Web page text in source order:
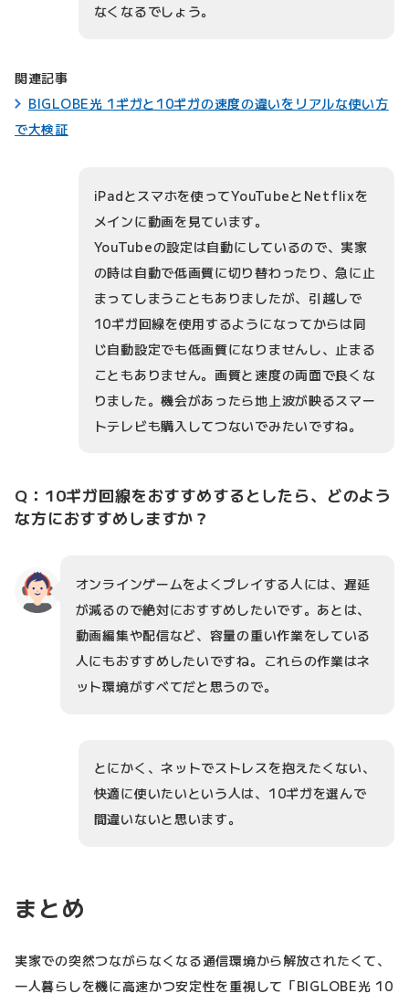
なくなるでしょう。
関連記事
BIGLOBE光 1ギガと10ギガの速度の違いをリアルな使い方
で大検証
iPadとスマホを使ってYouTubeとNetflixを
メインに動画を見ています。
YouTubeの設定は自動にしているので、実家
の時は自動で低画質に切り替わったり、急に止
まってしまうこともありましたが、引越しで
10ギガ回線を使用するようになってからは同
じ自動設定でも低画質になりませんし、止まる
こともありません。画質と速度の両面で良くな
りました。機会があったら地上波が映るスマー
トテレビも購入してつないでみたいですね。
Q：10ギガ回線をおすすめするとしたら、どのよう
な方におすすめしますか？
オンラインゲームをよくプレイする人には、遅延
が減るので絶対におすすめしたいです。あとは、
動画編集や配信など、容量の重い作業をしている
人にもおすすめしたいですね。これらの作業はネ
ット環境がすべてだと思うので。
とにかく、ネットでストレスを抱えたくない、
快適に使いたいという人は、10ギガを選んで
間違いないと思います。
まとめ
実家での突然つながらなくなる通信環境から解放されたくて、
一人暮らしを機に高速かつ安定性を重視して「BIGLOBE光 10